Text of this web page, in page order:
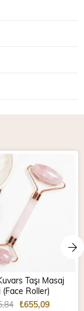
Taşı Masaj
Roller)
₺655,09